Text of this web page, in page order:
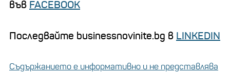
във FACEBOOK
Последвайте businessnovinite.bg в LINKEDIN
Съдържанието е информативно и не представлява